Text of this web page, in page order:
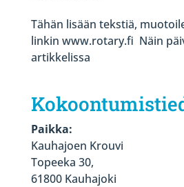
Tähän lisään tekstiä,
linkin www.rotary.fi Näin
artikkelissa
Paikka:
Kauhajoen Krouvi
Topeeka 30,
61800 Kauhajoki